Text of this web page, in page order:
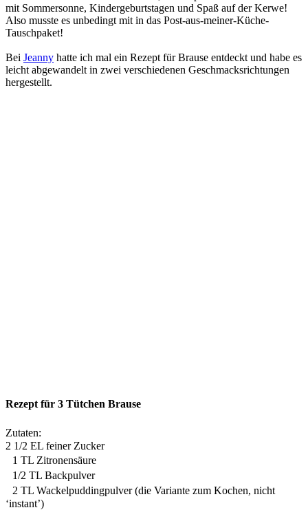
mit Sommersonne, Kindergeburtstagen und Spaß auf der Kerwe!
Also musste es unbedingt mit in das Post-aus-meiner-Küche-
Tauschpaket!
Bei Jeanny hatte ich mal ein Rezept für Brause entdeckt und habe es
leicht abgewandelt in zwei verschiedenen Geschmacksrichtungen
hergestellt.
Rezept für 3 Tütchen Brause
Zutaten:
2 1/2 EL feiner Zucker
1 TL Zitronensäure
1/2 TL Backpulver
2 TL Wackelpuddingpulver (die Variante zum Kochen, nicht
‘instant’)